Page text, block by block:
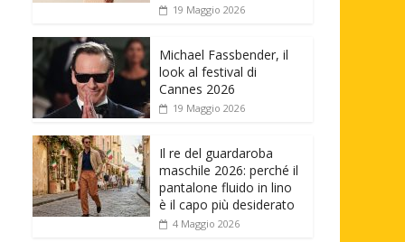
19 Maggio 2026
Michael Fassbender, il
look al festival di
Cannes 2026
19 Maggio 2026
Il re del guardaroba
maschile 2026: perché il
pantalone fluido in lino
è il capo più desiderato
4 Maggio 2026